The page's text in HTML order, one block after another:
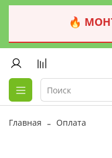
🔥
Главная Оплата